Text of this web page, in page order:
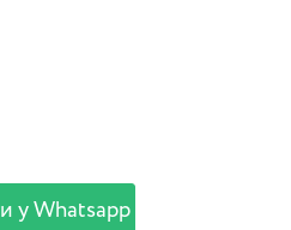
у Whatsapp